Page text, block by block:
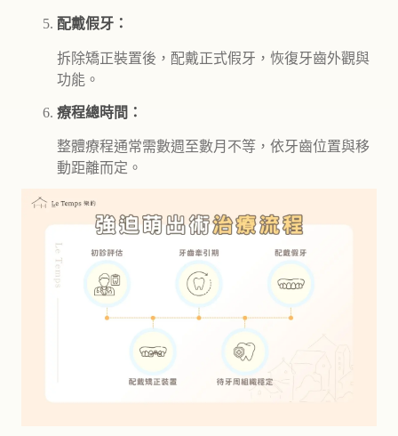
配戴假牙：
拆除矯正裝置後，配戴正式假牙，恢復牙齒外觀與
功能。
療程總時間：
整體療程通常需數週至數月不等，依牙齒位置與移
動距離而定。